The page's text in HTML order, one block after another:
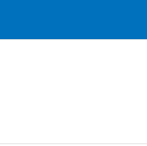
content